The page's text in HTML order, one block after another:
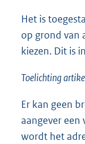
Het is
op grond van
kiezen. Dit is
Toelichting
Er kan geen
aangever
wordt het